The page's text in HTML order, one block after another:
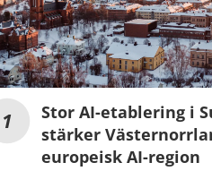
Stor AI-etablering i
stärker
europeisk AI-region